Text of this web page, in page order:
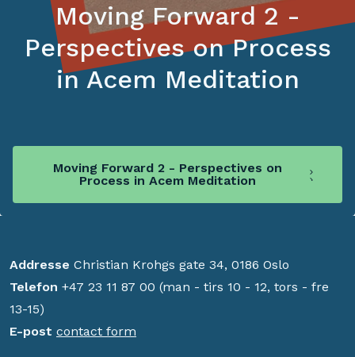
Moving Forward 2 -
Perspectives on Process
in Acem Meditation
Moving Forward 2 - Perspectives on
Process in Acem Meditation
Addresse Christian Krohgs gate 34, 0186 Oslo
Telefon +47 23 11 87 00 (man - tirs 10 - 12, tors - fre
13-15)
E-post contact form